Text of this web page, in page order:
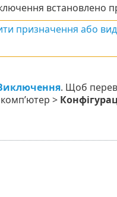
встановлено
призначення або
. Щоб
>